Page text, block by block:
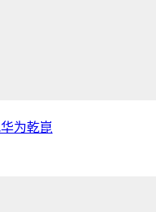
为乾崑